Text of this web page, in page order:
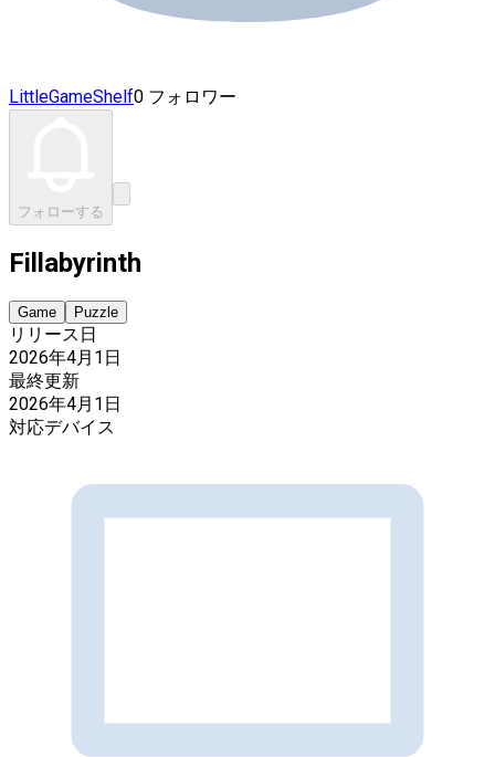
LittleGameShelf0 フォロワー
フォローする
Fillabyrinth
Game Puzzle
リリース日
2026年4月1日
最終更新
2026年4月1日
対応デバイス